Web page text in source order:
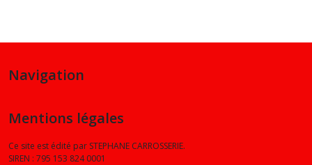
Navigation
Mentions légales
Ce site est édité par STEPHANE CARROSSERIE.
SIREN : 795 153 824 0001